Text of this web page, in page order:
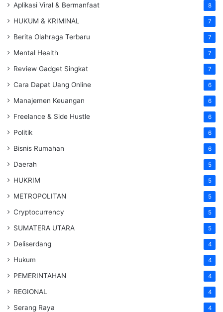
Aplikasi Viral & Bermanfaat 8
HUKUM & KRIMINAL 7
Berita Olahraga Terbaru 7
Mental Health 7
Review Gadget Singkat 7
Cara Dapat Uang Online 6
Manajemen Keuangan 6
Freelance & Side Hustle 6
Politik 6
Bisnis Rumahan 6
Daerah 5
HUKRIM 5
METROPOLITAN 5
Cryptocurrency 5
SUMATERA UTARA 5
Deliserdang 4
Hukum 4
PEMERINTAHAN 4
REGIONAL 4
Serang Raya 4